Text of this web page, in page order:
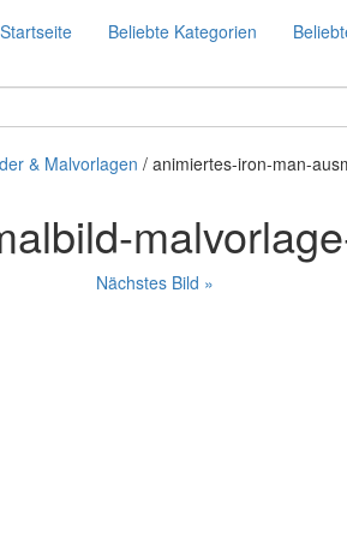
Startseite Beliebte Kategorien
& Malvorlagen / animiertes-iron-man-
Nächstes Bild »